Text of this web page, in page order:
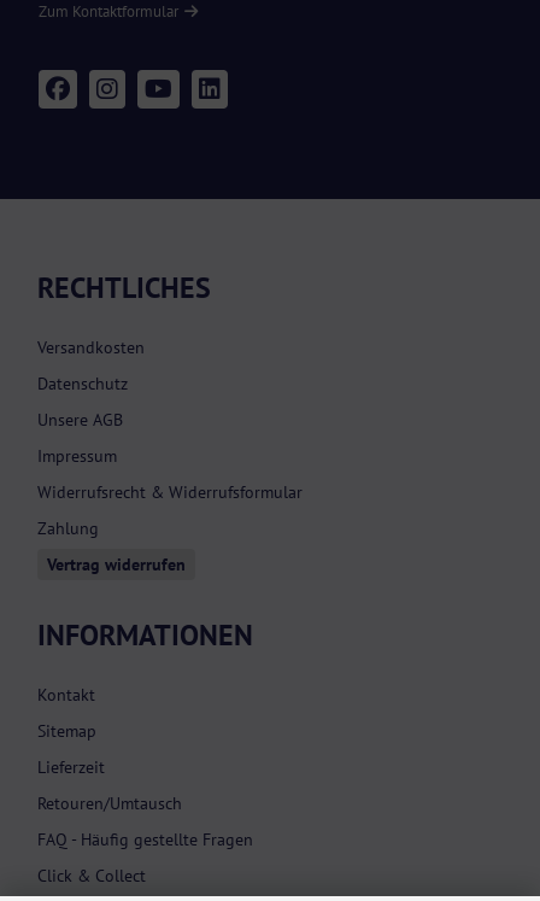
Zum Kontaktformular
RECHTLICHES
Versandkosten
Datenschutz
Unsere AGB
Impressum
Widerrufsrecht & Widerrufsformular
Zahlung
Vertrag widerrufen
INFORMATIONEN
Kontakt
Sitemap
Lieferzeit
Retouren/Umtausch
FAQ - Häufig gestellte Fragen
Click & Collect